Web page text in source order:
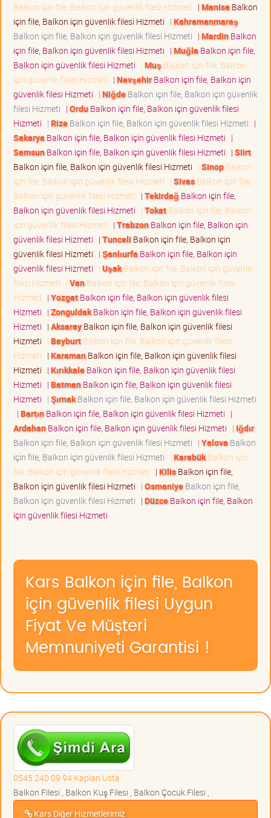
Balkon için file, Balkon için güvenlik filesi Hizmeti | Manisa Balkon
için file, Balkon için güvenlik filesi Hizmeti | Kahramanmaraş
Balkon için file, Balkon için güvenlik filesi Hizmeti | MardinBalkon
için file, Balkon için güvenlik filesi Hizmeti | Muğla Balkon için file,
Balkon için güvenlik filesi Hizmeti | Muş Balkon için file, Balkon
için güvenlik filesi Hizmeti | NevşehirBalkon için file, Balkon için
güvenlik filesi Hizmeti | NiğdeBalkon için file, Balkon için güvenlik
filesi Hizmeti | OrduBalkon için file, Balkon için güvenlik filesi
Hizmeti | RizeBalkon için file, Balkon için güvenlik filesi Hizmeti |
Sakarya Balkon için file, Balkon için güvenlik filesi Hizmeti |
SamsunBalkon için file, Balkon için güvenlik filesi Hizmeti | Siirt
Balkon için file, Balkon için güvenlik filesi Hizmeti | SinopBalkon
için file, Balkon için güvenlik filesi Hizmeti | SivasBalkon için file,
Balkon için güvenlik filesi Hizmeti | Tekirdağ Balkon için file,
Balkon için güvenlik filesi Hizmeti | TokatBalkon için file, Balkon
için güvenlik filesi Hizmeti | TrabzonBalkon için file, Balkon için
güvenlik filesi Hizmeti | Tunceli Balkon için file, Balkon için
güvenlik filesi Hizmeti | Şanlıurfa Balkon için file, Balkon için
güvenlik filesi Hizmeti | UşakBalkon için file, Balkon için güvenlik
filesi Hizmeti | VanBalkon için file, Balkon için güvenlik filesi
Hizmeti | YozgatBalkon için file, Balkon için güvenlik filesi
Hizmeti | ZonguldakBalkon için file, Balkon için güvenlik filesi
Hizmeti | AksarayBalkon için file, Balkon için güvenlik filesi
Hizmeti | BayburtBalkon için file, Balkon için güvenlik filesi
Hizmeti | KaramanBalkon için file, Balkon için güvenlik filesi
Hizmeti | KırıkkaleBalkon için file, Balkon için güvenlik filesi
Hizmeti | BatmanBalkon için file, Balkon için güvenlik filesi
Hizmeti | ŞırnakBalkon için file, Balkon için güvenlik filesi Hizmeti
| BartınBalkon için file, Balkon için güvenlik filesi Hizmeti |
ArdahanBalkon için file, Balkon için güvenlik filesi Hizmeti | Iğdır
Balkon için file, Balkon için güvenlik filesi Hizmeti | Yalova Balkon
için file, Balkon için güvenlik filesi Hizmeti | KarabükBalkon için
file, Balkon için güvenlik filesi Hizmeti | KilisBalkon için file,
Balkon için güvenlik filesi Hizmeti | OsmaniyeBalkon için file,
Balkon için güvenlik filesi Hizmeti | DüzceBalkon için file, Balkon
için güvenlik filesi Hizmeti
Kars Balkon için file, Balkon
için güvenlik filesi Uygun
Fiyat Ve Müşteri
Memnuniyeti Garantisi !
0545 240 09 94 Kaplan Usta
Balkon Filesi , Balkon Kuş Filesi , Balkon Çocuk Filesi ,
Kars Diğer Hizmetlerimiz